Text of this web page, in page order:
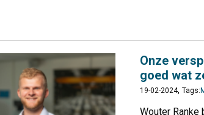
Onze
goed wat
19-02-2024, Tags:
Wouter Ranke